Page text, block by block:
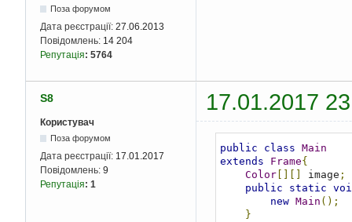
Поза форумом
Дата реєстрації: 27.06.2013
Повідомлень: 14 204
Репутація: 5764
S8 17.01.2017
Користувач
Поза форумом
Дата реєстрації: 17.01.2017
Повідомлень: 9
Репутація: 1
public class Main
extends
Frame{
Color[][] image ;
public
static
new Main ();
}